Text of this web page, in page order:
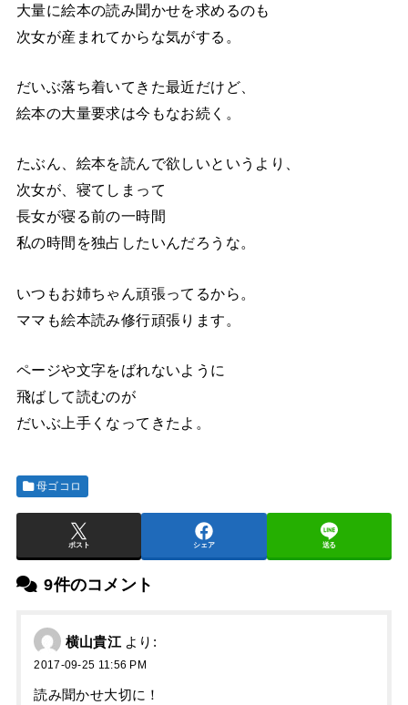
大量に絵本の読み聞かせを求めるのも
次女が産まれてからな気がする。
だいぶ落ち着いてきた最近だけど、
絵本の大量要求は今もなお続く。
たぶん、絵本を読んで欲しいというより、
次女が、寝てしまって
長女が寝る前の一時間
私の時間を独占したいんだろうな。
いつもお姉ちゃん頑張ってるから。
ママも絵本読み修行頑張ります。
ページや文字をばれないように
飛ばして読むのが
だいぶ上手くなってきたよ。
母ゴコロ
ポスト シェア 送る
9件のコメント
横山貴江 より:
2017-09-25 11:56 PM
読み聞かせ大切に！